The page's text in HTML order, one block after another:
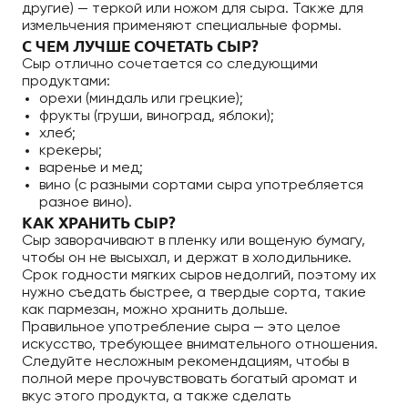
другие) — теркой или ножом для сыра. Также для
измельчения применяют специальные формы.
С ЧЕМ ЛУЧШЕ СОЧЕТАТЬ СЫР?
Сыр отлично сочетается со следующими
продуктами:
орехи (миндаль или грецкие);
фрукты (груши, виноград, яблоки);
хлеб;
крекеры;
варенье и мед;
вино (с разными сортами сыра употребляется
разное вино).
КАК ХРАНИТЬ СЫР?
Сыр заворачивают в пленку или вощеную бумагу,
чтобы он не высыхал, и держат в холодильнике.
Срок годности мягких сыров недолгий, поэтому их
нужно съедать быстрее, а твердые сорта, такие
как пармезан, можно хранить дольше.
Правильное употребление сыра — это целое
искусство, требующее внимательного отношения.
Следуйте несложным рекомендациям, чтобы в
полной мере прочувствовать богатый аромат и
вкус этого продукта, а также сделать